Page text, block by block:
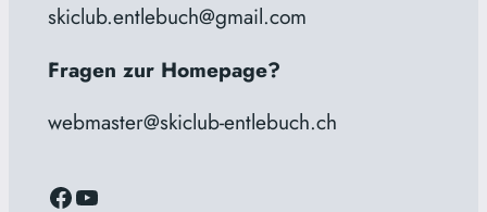
skiclub.entlebuch@gmail.com
Fragen zur Homepage?
webmaster@skiclub-entlebuch.ch
Facebook YouTube